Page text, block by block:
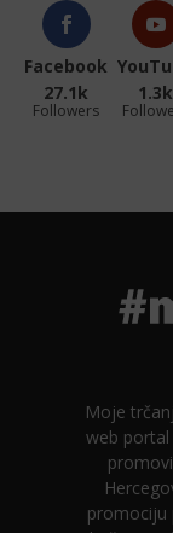
Facebook
27.1k
Followers
1.3k
Moje
web
promociju